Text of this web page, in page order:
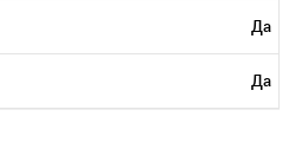
Да
Да